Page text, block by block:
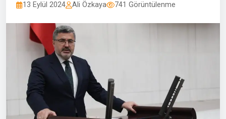
13 Eylül 2024 Ali Özkaya 741 Görüntülenme